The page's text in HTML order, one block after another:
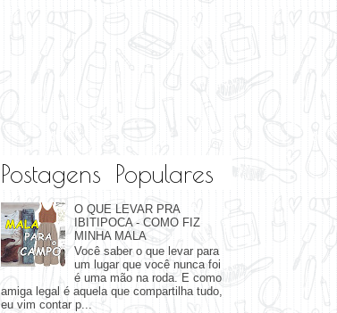
Postagens Populares
O QUE LEVAR PRA
IBITIPOCA - COMO FIZ
MINHA MALA
Você saber o que levar para
um lugar que você nunca foi
é uma mão na roda. E como
amiga legal é aquela que compartilha tudo,
eu vim contar p...